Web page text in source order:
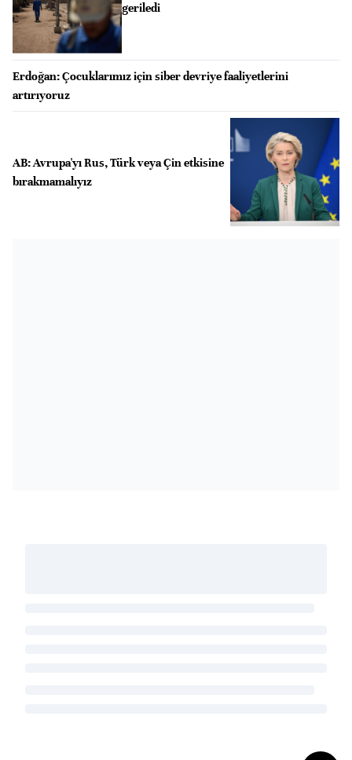
geriledi
Erdoğan: Çocuklarımız için siber devriye faaliyetlerini
artırıyoruz
AB: Avrupa'yı Rus, Türk veya Çin etkisine
bırakmamalıyız